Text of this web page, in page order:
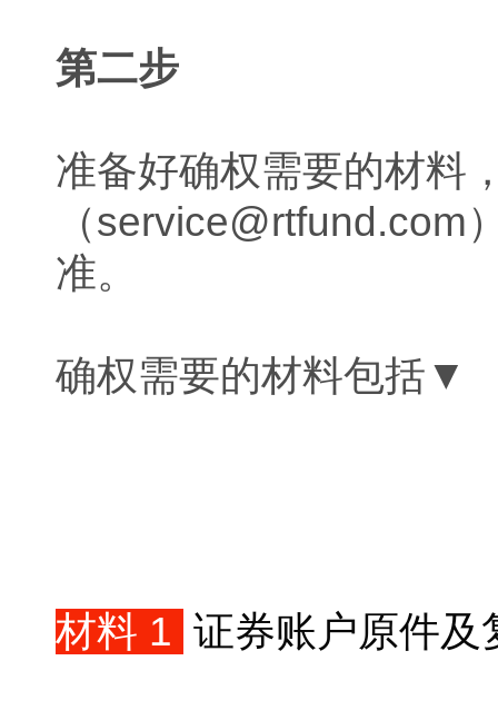
第二步
准备好确权需要的材料
（service@rtfund.com
准。
确权需要的材料包括▼
材料 1 证券账户原件及